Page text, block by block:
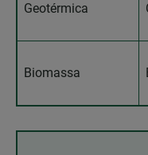
Geotérmica
Biomassa